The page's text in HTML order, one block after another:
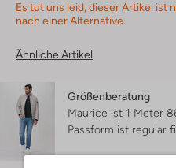
Es tut uns leid, dieser Artikel ist
nach einer Alternative.
Ähnliche Artikel
Größenberatung
Maurice ist 1 Meter
Passform ist regular